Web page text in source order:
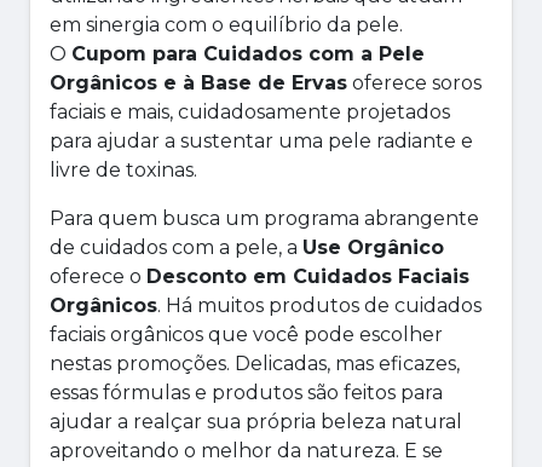
em sinergia com o equilíbrio da pele.
O Cupom para Cuidados com a Pele
Orgânicos e à Base de Ervas oferece soros
faciais e mais, cuidadosamente projetados
para ajudar a sustentar uma pele radiante e
livre de toxinas.
Para quem busca um programa abrangente
de cuidados com a pele, a Use Orgânico
oferece o Desconto em Cuidados Faciais
Orgânicos. Há muitos produtos de cuidados
faciais orgânicos que você pode escolher
nestas promoções. Delicadas, mas eficazes,
essas fórmulas e produtos são feitos para
ajudar a realçar sua própria beleza natural
aproveitando o melhor da natureza. E se